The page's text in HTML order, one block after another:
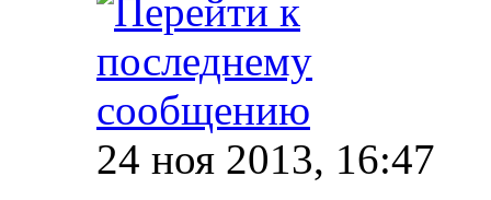
24 ноя 2013, 16:47